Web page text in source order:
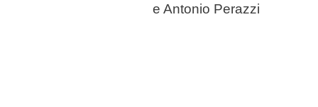
e Antonio Perazzi